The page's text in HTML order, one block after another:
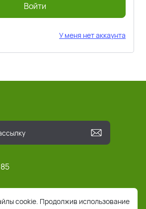
Войти
У меня нет аккаунта
cookie. Продолжив использование